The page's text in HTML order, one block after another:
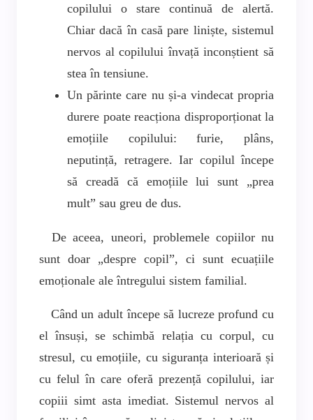
copilului o stare continuă de alertă.
Chiar dacă în casă pare liniște, sistemul
nervos al copilului învață inconștient să
stea în tensiune.
Un părinte care nu și-a vindecat propria
durere poate reacționa disproporționat la
emoțiile copilului: furie, plâns,
neputință, retragere. Iar copilul începe
să creadă că emoțiile lui sunt „prea
mult” sau greu de dus.
De aceea, uneori, problemele copiilor nu
sunt doar „despre copil”, ci sunt ecuațiile
emoționale ale întregului sistem familial.
Când un adult începe să lucreze profund cu
el însuși, se schimbă relația cu corpul, cu
stresul, cu emoțiile, cu siguranța interioară și
cu felul în care oferă prezență copilului, iar
copiii simt asta imediat. Sistemul nervos al